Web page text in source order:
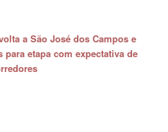
a São José dos Campos e
para etapa com expectativa de